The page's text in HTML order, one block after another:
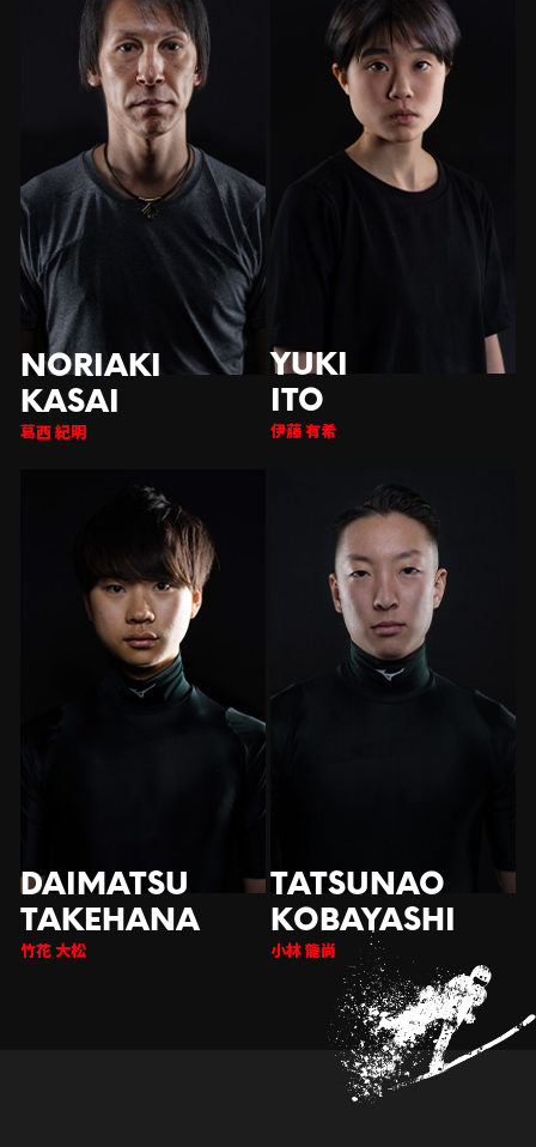
西 紀明 伊藤 有希
竹花 大松 小林 龍尚